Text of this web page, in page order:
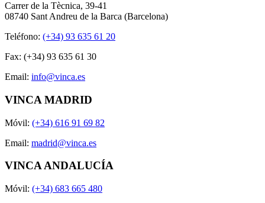
Carrer de la Tècnica, 39-41
08740 Sant Andreu de la Barca (Barcelona)
Teléfono: (+34) 93 635 61 20
Fax: (+34) 93 635 61 30
Email: info@vinca.es
VINCA MADRID
Móvil: (+34) 616 91 69 82
Email: madrid@vinca.es
VINCA ANDALUCÍA
Móvil: (+34) 683 665 480